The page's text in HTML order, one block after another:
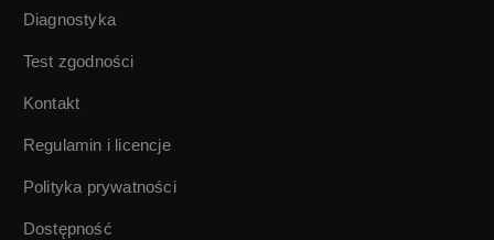
Diagnostyka
Test zgodności
Kontakt
Regulamin i licencje
Polityka prywatności
Dostępność